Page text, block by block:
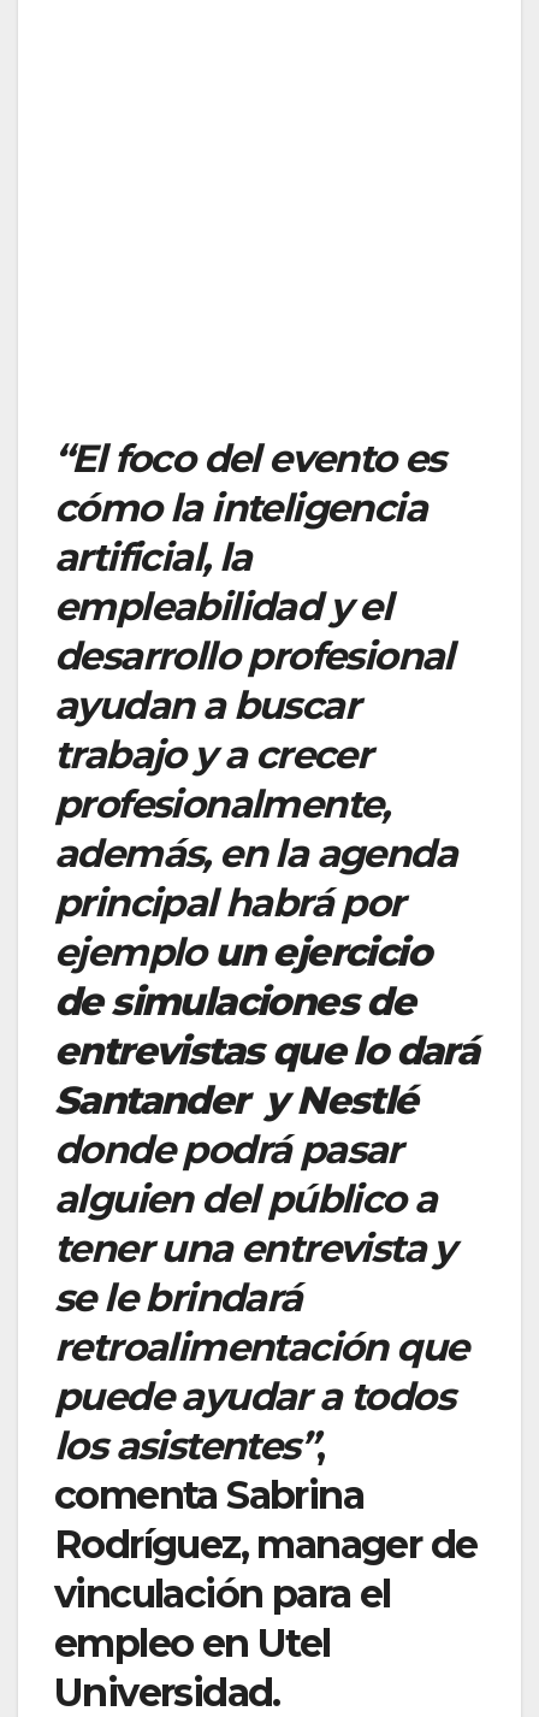
“El foco del evento es
cómo la inteligencia
artificial, la
empleabilidad y el
desarrollo profesional
ayudan a buscar
trabajo y a crecer
profesionalmente,
además, en la agenda
principal habrá por
ejemploun ejercicio
de simulaciones de
entrevistas que lo dará
Santander y Nestlé
donde podrá pasar
alguien del público a
tener una entrevista y
se le brindará
retroalimentación que
puede ayudar a todos
los asistentes”,
comenta Sabrina
Rodríguez, manager de
vinculación para el
empleo en Utel
Universidad.